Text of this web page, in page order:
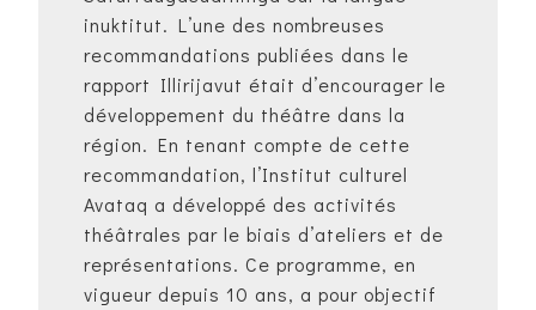
inuktitut. L’une des nombreuses
recommandations publiées dans le
rapport Illirijavut était d’encourager le
développement du théâtre dans la
région. En tenant compte de cette
recommandation, l’Institut culturel
Avataq a développé des activités
théâtrales par le biais d’ateliers et de
représentations. Ce programme, en
vigueur depuis 10 ans, a pour objectif